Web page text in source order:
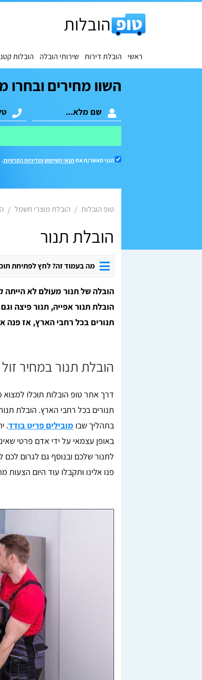
ראשי הובלת דירות שירותי הובלה הובלות
השוו מחירים ובחרו
הנני מאשר/ת את תנאי השימושומדיניות הפרטיות.
טופ הובלות הובלת מוצרי חשמל
הובלת תנור
מה בעמוד זה? לחץ לפתיחת תוכן
הובלה של תנור מעולם לא הייתה
הובלת תנור אפייה, תנור פיצה
תנורים בכל רחבי הארץ, אז פנה
הובלת תנור במחיר
דרך אתר טופ הובלות תוכלו למצוא
תנורים בכל רחבי הארץ. הובלת
בתהליך שבו מובילים פריט בודד.
באופן עצמאי על ידי אדם פרטי
לתנור שלכם ובנוסף גם לגרום לכם
פנו אלינו ותקבלו עוד היום הצעות
Lior Yeshno
מצאתי מובילים מציינים דרך האתר טופ הובלות,
ממליצה בחום לכל מי שזקוק להובלה.